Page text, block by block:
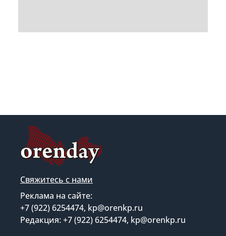
Свяжитесь с нами
Реклама на сайте:
+7 (922) 6254474, kp@orenkp.ru
Редакция: +7 (922) 6254474, kp@orenkp.ru